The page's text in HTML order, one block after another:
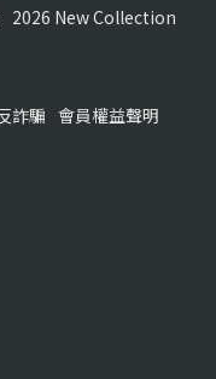
2026 New Collection
詐騙 會員權益聲明